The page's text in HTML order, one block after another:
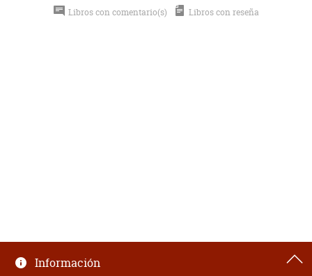
Libros con comentario(s) Libros con reseña
Información